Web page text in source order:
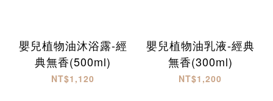
嬰兒植物油沐浴露-經
典無香(500ml)
NT$1,120
嬰兒植物油乳液-經典
無香(300ml)
NT$1,200